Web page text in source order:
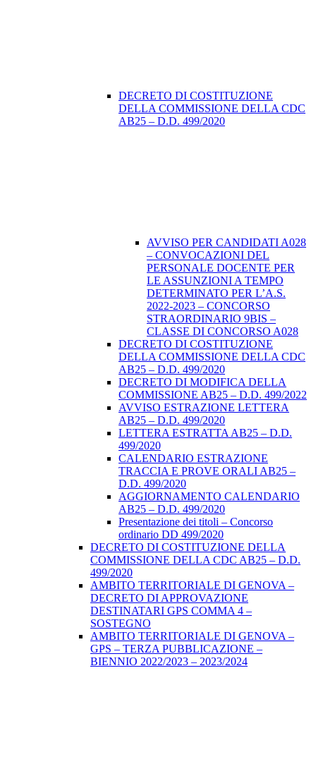
DECRETO DI COSTITUZIONE
DELLA COMMISSIONE DELLA CDC
AB25 – D.D. 499/2020
AVVISO PER CANDIDATI A028
– CONVOCAZIONI DEL
PERSONALE DOCENTE PER
LE ASSUNZIONI A TEMPO
DETERMINATO PER L’A.S.
2022-2023 – CONCORSO
STRAORDINARIO 9BIS –
CLASSE DI CONCORSO A028
DECRETO DI COSTITUZIONE
DELLA COMMISSIONE DELLA CDC
AB25 – D.D. 499/2020
DECRETO DI MODIFICA DELLA
COMMISSIONE AB25 – D.D. 499/2022
AVVISO ESTRAZIONE LETTERA
AB25 – D.D. 499/2020
LETTERA ESTRATTA AB25 – D.D.
499/2020
CALENDARIO ESTRAZIONE
TRACCIA E PROVE ORALI AB25 –
D.D. 499/2020
AGGIORNAMENTO CALENDARIO
AB25 – D.D. 499/2020
Presentazione dei titoli – Concorso
ordinario DD 499/2020
DECRETO DI COSTITUZIONE DELLA
COMMISSIONE DELLA CDC AB25 – D.D.
499/2020
AMBITO TERRITORIALE DI GENOVA –
DECRETO DI APPROVAZIONE
DESTINATARI GPS COMMA 4 –
SOSTEGNO
AMBITO TERRITORIALE DI GENOVA –
GPS – TERZA PUBBLICAZIONE –
BIENNIO 2022/2023 – 2023/2024